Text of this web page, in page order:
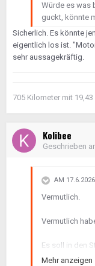
Würde es was
guckt, könnte
Sicherlich. Es könnte
eigentlich los ist.
sehr aussagekräftig.
705 Kilometer mit
Kolibee
Geschrieben
AM
Vermutlich.
Vermutlich
Es soll in den
gelöschten
Mehr anzeigen